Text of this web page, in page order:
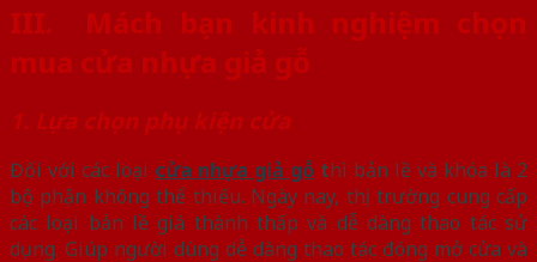
III. Mách bạn kinh nghiệm chọn
mua cửa nhựa giả gỗ
1. Lựa chọn phụ kiện cửa
Đối với các loại cửa nhựa giả gỗ thì bản lề và khóa là 2
bộ phận không thể thiếu. Ngày nay, thị trường cung cấp
các loại bản lề giá thành thấp và dễ dàng thao tác sử
dụng. Giúp người dùng dễ dàng thao tác đóng mở cửa và